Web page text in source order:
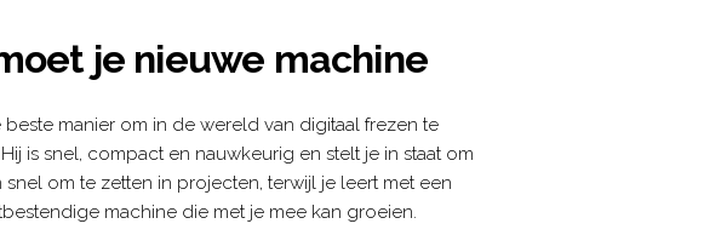
je nieuwe machine
beste manier om in de wereld van digitaal frezen te
is snel, compact en nauwkeurig en stelt je in staat om
snel om te zetten in projecten, terwijl je leert met een
machine die met je mee kan groeien.